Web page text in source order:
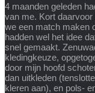
4 maanden geleden
van me. Kort
we een match maken
hadden wel het idee
snel gemaakt.
kledingkeuze,
door mijn hoofd
dan uitkleden
kleren aan), en pols-